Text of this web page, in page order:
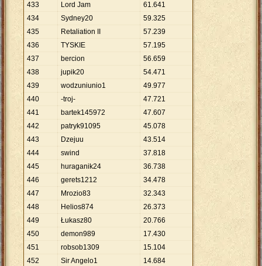
433
Lord Jam 61.641
434
Sydney20 59.325
435
Retaliation II 57.239
436
TYSKIE 57.195
437
bercion 56.659
438
jupik20 54.471
439
wodzuniunio1 49.977
440
-troj- 47.721
441
bartek145972 47.607
442
patryk91095 45.078
443
Dzejuu 43.514
444
swind 37.818
445
huraganik24 36.738
446
gerets1212 34.478
447
Mrozio83 32.343
448
Helios874 26.373
449
Łukasz80 20.766
450
demon989 17.430
451
robsob1309 15.104
452
Sir Angelo1 14.684